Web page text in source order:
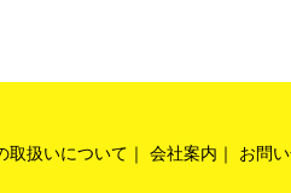
取扱いについて 会社案内 お問